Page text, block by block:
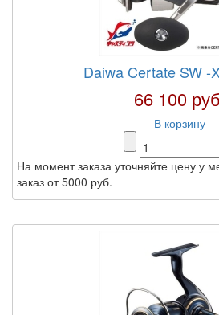
Daiwa Certate SW -
66 100
В корзину
На момент заказа уточняйте цену у
заказ от 5000 руб.